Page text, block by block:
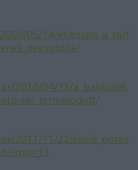
05/14/elveszett_a_raif
2010/04/13/a_bankszek
nel_termelodott/
2011/11/22/rovid_poraz
?rnd=13